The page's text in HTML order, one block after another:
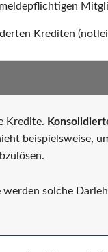
Krediten
Kredite.
beispielsweise,
solche